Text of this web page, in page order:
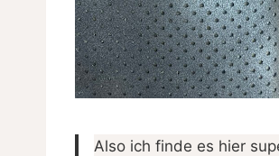
Also ich finde es hier